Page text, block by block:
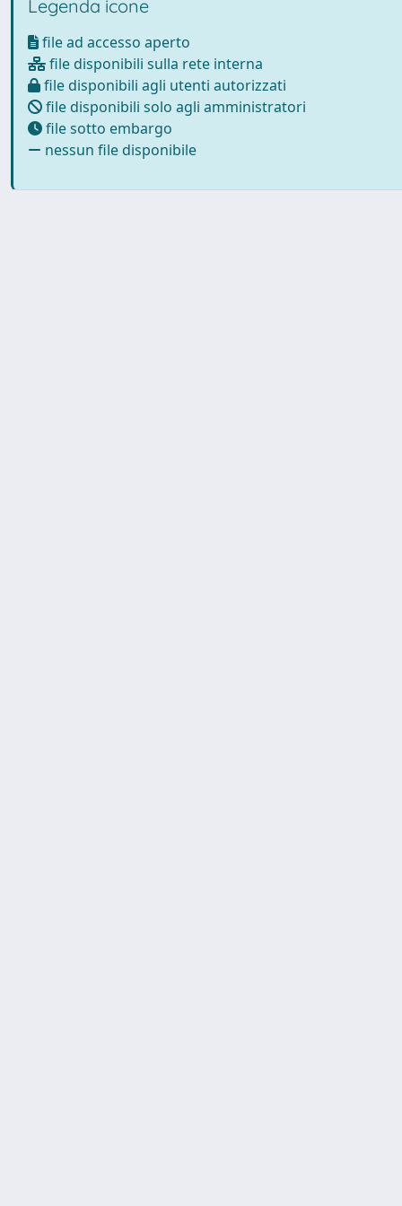
Legenda icone
file ad accesso aperto
file disponibili sulla rete interna
file disponibili agli utenti autorizzati
file disponibili solo agli amministratori
file sotto embargo
nessun file disponibile